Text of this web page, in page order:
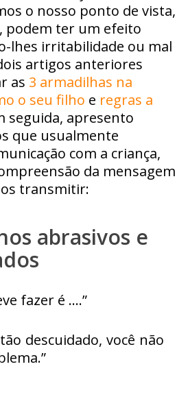
o nosso ponto de vista,
podem ter um efeito
lhes irritabilidade ou mal
artigos anteriores
as 3 armadilhas na
o seu filho e regras a
seguida, apresento
que usualmente
com a criança,
da mensagem
transmitir:
abrasivos e
fazer é ….”
descuidado, você não